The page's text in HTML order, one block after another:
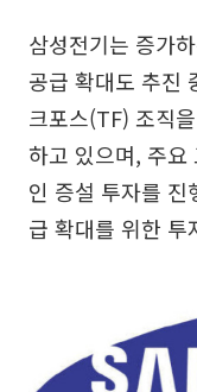
삼성전기는 증가
공급 확대도 추진
크포스(TF) 조직
하고 있으며, 주요
인 증설 투자를 진
급 확대를 위한 투